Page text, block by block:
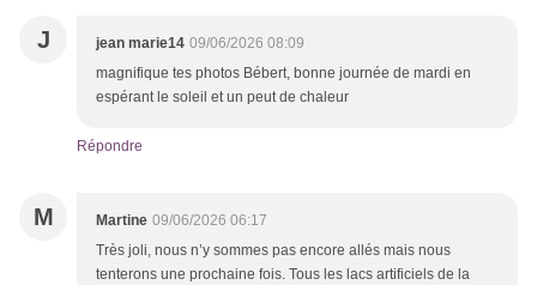
J jean marie14 09/06/2026 08:09
magnifique tes photos Bébert, bonne journée de mardi en
espérant le soleil et un peut de chaleur
Répondre
M Martine 09/06/2026 06:17
Très joli, nous n’y sommes pas encore allés mais nous
tenterons une prochaine fois. Tous les lacs artificiels de la